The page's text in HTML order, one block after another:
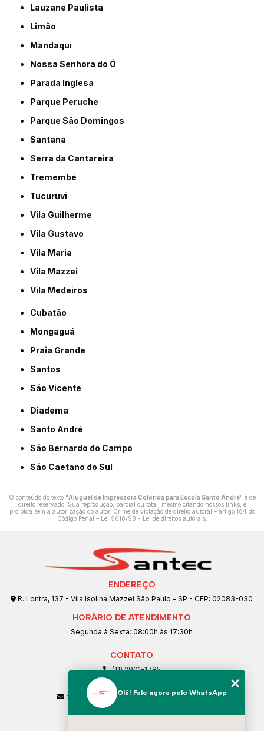
Lauzane Paulista
Limão
Mandaqui
Nossa Senhora do Ó
Parada Inglesa
Parque Peruche
Parque São Domingos
Santana
Serra da Cantareira
Tremembé
Tucuruvi
Vila Guilherme
Vila Gustavo
Vila Maria
Vila Mazzei
Vila Medeiros
Cubatão
Mongaguá
Praia Grande
Santos
São Vicente
Diadema
Santo André
São Bernardo do Campo
São Caetano do Sul
O conteúdo do texto "Aluguel de Impressora Colorida para Escola Santo André" é de
direito reservado. Sua reprodução, parcial ou total, mesmo citando nossos links, é
proibida sem a autorização do autor. Crime de violação de direito autoral – artigo 184 do
Código Penal – Lei 9610/98 - Lei de direitos autorais.
ENDEREÇO
R. Lontra, 137 - Vila Isolina Mazzei São Paulo - SP - CEP: 02083-030
HORÁRIO DE ATENDIMENTO
Segunda à Sexta: 08:00h às 17:30h
CONTATO
(11) 2901-1785
(11) 99239-1832
atendimento@santeccopiadoras.com.br
Olá! Fale agora pelo WhatsApp